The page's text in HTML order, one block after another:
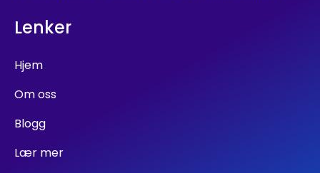
Lenker
Hjem
Om oss
Blogg
Lær mer